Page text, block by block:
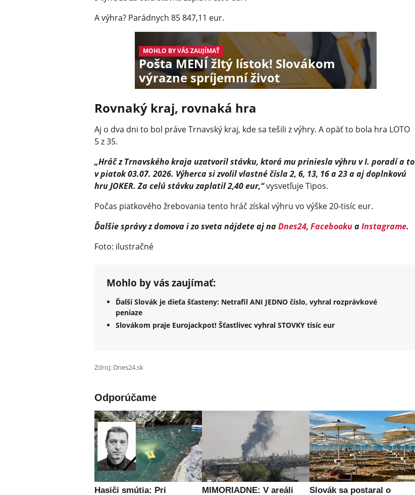
A výhra? Parádnych 85 847,11 eur.
MOHLO BY VÁS ZAUJÍMAŤ
Pošta MENÍ žltý lístok! Slovákom
výrazne spríjemní život
Rovnaký kraj, rovnaká hra
Aj o dva dni to bol práve Trnavský kraj, kde sa tešili z výhry. A opäť to bola hra LOTO
5 z 35.
„Hráč z Trnavského kraja uzatvoril stávku, ktorá mu priniesla výhru v I. poradí a to
v piatok 03.07. 2026. Výherca si zvolil vlastné čísla 2, 6, 13, 16 a 23 a aj doplnkovú
hru JOKER. Za celú stávku zaplatil 2,40 eur,“vysvetľuje Tipos.
Počas piatkového žrebovania tento hráč získal výhru vo výške 20-tisíc eur.
Ďalšie správy z domova i zo sveta nájdete aj naDnes24, FacebookuaInstagrame.
Foto: ilustračné
Mohlo by vás zaujímať:
Ďalší Slovák je dieťa šťasteny: Netrafil ANI JEDNO číslo, vyhral rozprávkové
peniaze
Slovákom praje Eurojackpot! Šťastlivec vyhral STOVKY tisíc eur
Zdroj: Dnes24.sk
Odporúčame
Hasiči smútia: Pri
MIMORIADNE: V areáli
Slovák sa postaral o